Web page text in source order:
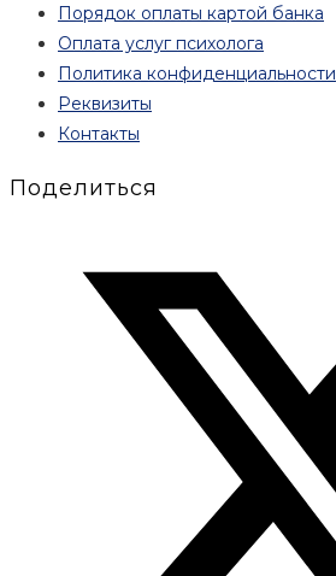
Порядок оплаты картой банка
Оплата услуг психолога
Политика конфиденциальности
Реквизиты
Контакты
Поделиться